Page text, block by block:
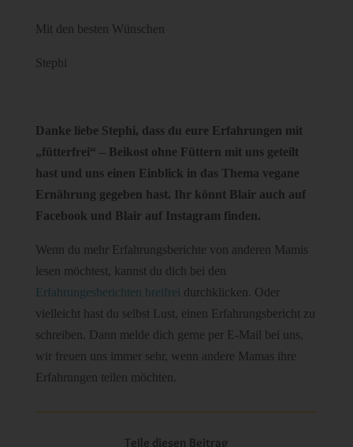
Mit den besten Wünschen
Stephi
Danke liebe Stephi, dass du eure Erfahrungen mit
„fütterfrei“ – Beikost ohne Füttern mit uns geteilt
hast und uns einen Einblick in das Thema vegane
Ernährung gegeben hast. Ihr könnt Blair auch auf
Facebook und Blair auf Instagram finden.
Wenn du mehr Erfahrungsberichte von anderen Mamis
lesen möchtest, kannst du dich bei den
Erfahrungesberichten breifrei durchklicken. Oder
vielleicht hast du selbst Lust, einen Erfahrungsbericht zu
schreiben. Dann melde dich gerne per E-Mail bei uns,
wir freuen uns immer sehr, wenn andere Mamas ihre
Erfahrungen teilen möchten.
Teile diesen Beitrag